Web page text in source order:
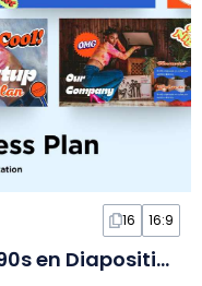
16 16:9
Plan de Negocios Startup 90s en Diapositivas